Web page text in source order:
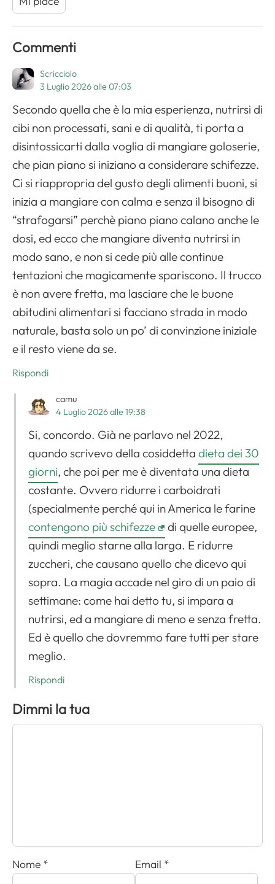
Commenti
Scricciolo
3 Luglio 2026 alle 07:03
Secondo quella che è la mia esperienza, nutrirsi di
cibi non processati, sani e di qualità, ti porta a
disintossicarti dalla voglia di mangiare goloserie,
che pian piano si iniziano a considerare schifezze.
Ci si riappropria del gusto degli alimenti buoni, si
inizia a mangiare con calma e senza il bisogno di
“strafogarsi” perchè piano piano calano anche le
dosi, ed ecco che mangiare diventa nutrirsi in
modo sano, e non si cede più alle continue
tentazioni che magicamente spariscono. Il trucco
è non avere fretta, ma lasciare che le buone
abitudini alimentari si facciano strada in modo
naturale, basta solo un po’ di convinzione iniziale
e il resto viene da se.
Rispondi
camu
4 Luglio 2026 alle 19:38
Si, concordo. Già ne parlavo nel 2022,
quando scrivevo della cosiddetta dieta dei 30
giorni, che poi per me è diventata una dieta
costante. Ovvero ridurre i carboidrati
(specialmente perché qui in America le farine
contengono più schifezze
di quelle europee,
quindi meglio starne alla larga. E ridurre
zuccheri, che causano quello che dicevo qui
sopra. La magia accade nel giro di un paio di
settimane: come hai detto tu, si impara a
nutrirsi, ed a mangiare di meno e senza fretta.
Ed è quello che dovremmo fare tutti per stare
meglio.
Rispondi
Dimmi la tua
Nome * Email *